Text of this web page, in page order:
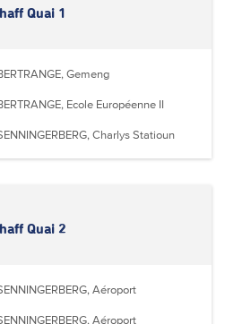
Quai 1
Gemeng
Ecole Européenne II
Charlys Statioun
Quai 2
Aéroport
Aéroport